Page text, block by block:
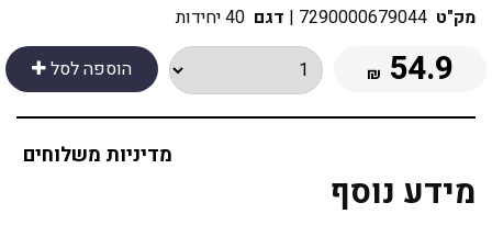
מק"ט 7290000679044
| דגם 40 יחידות
הוספה לסל
54.9
₪
מדיניות משלוחים
מידע נוסף